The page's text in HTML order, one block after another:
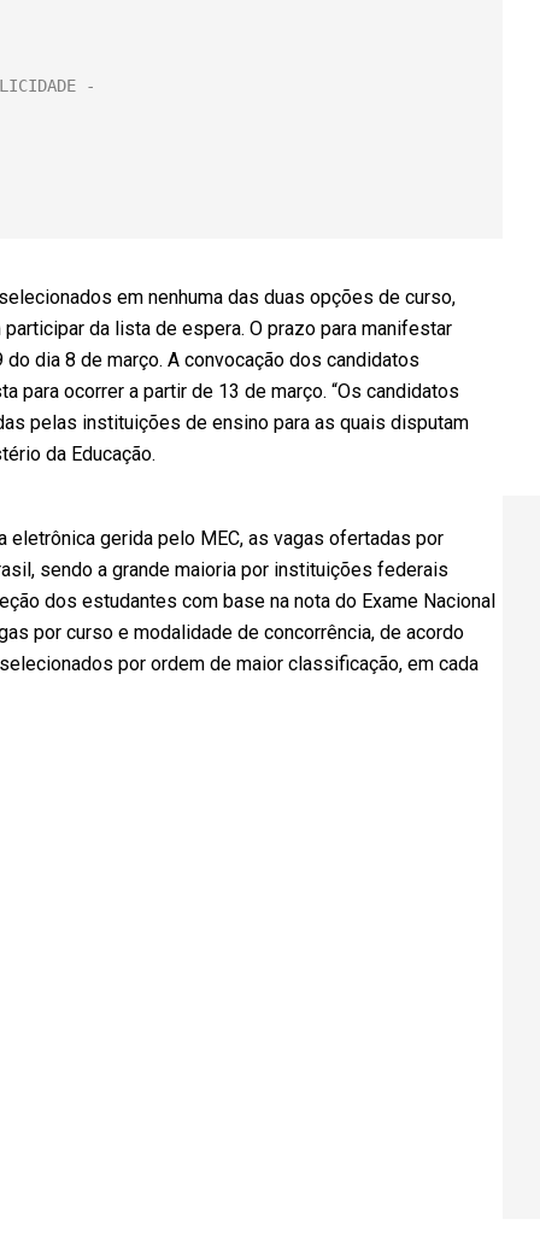
em nenhuma das duas opções de curso,
da lista de espera. O prazo para manifestar
dia 8 de março. A convocação dos candidatos
para ocorrer a partir de 13 de março. “Os candidatos
pelas instituições de ensino para as quais disputam
da Educação.
eletrônica gerida pelo MEC, as vagas ofertadas por
sendo a grande maioria por instituições federais
dos estudantes com base na nota do Exame Nacional
por curso e modalidade de concorrência, de acordo
por ordem de maior classificação, em cada